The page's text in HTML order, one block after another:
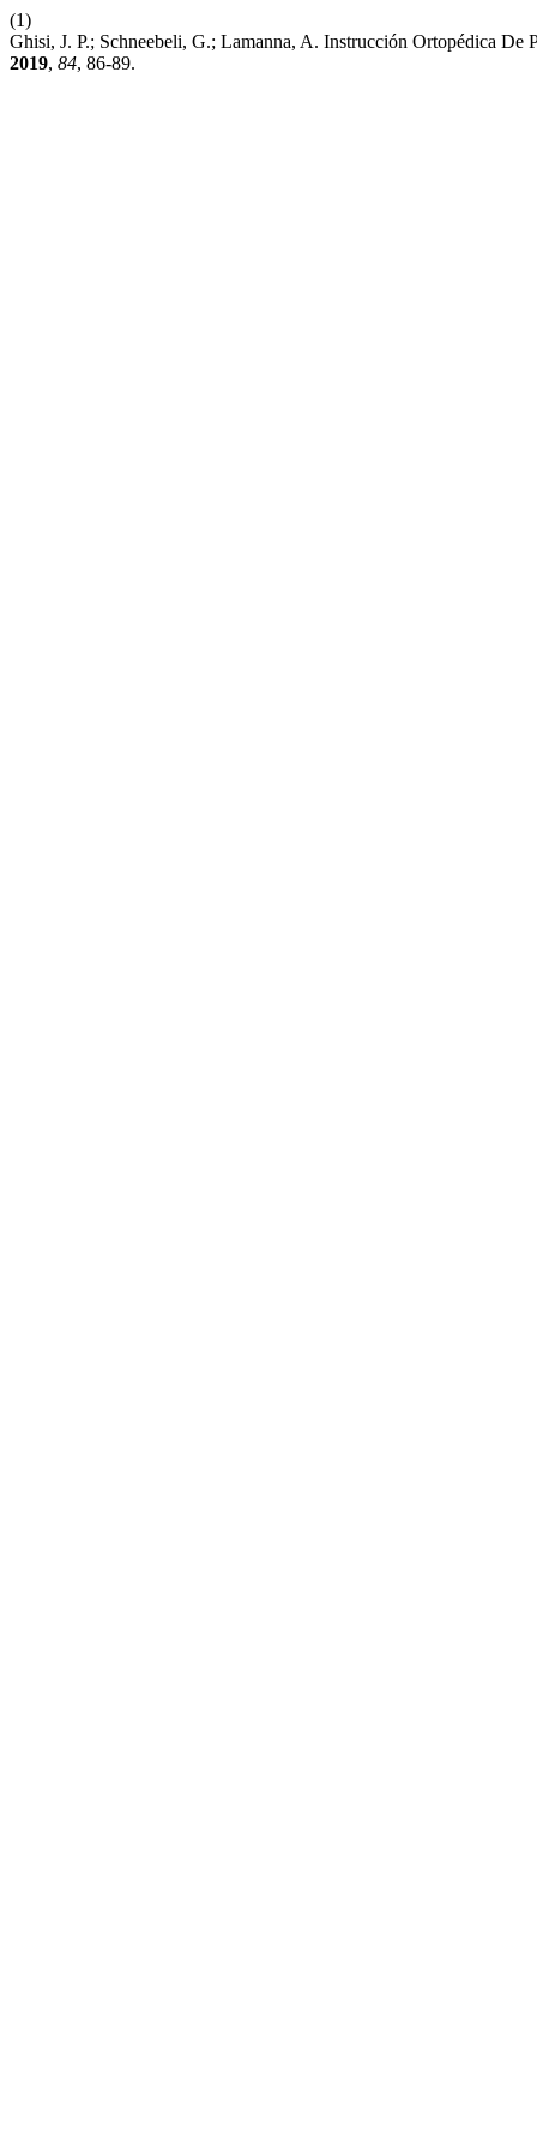
(1)
Ghisi, J. P.; Schneebeli, G.; Lamanna, A. Instrucción Ortopédica De
2019, 84, 86-89.